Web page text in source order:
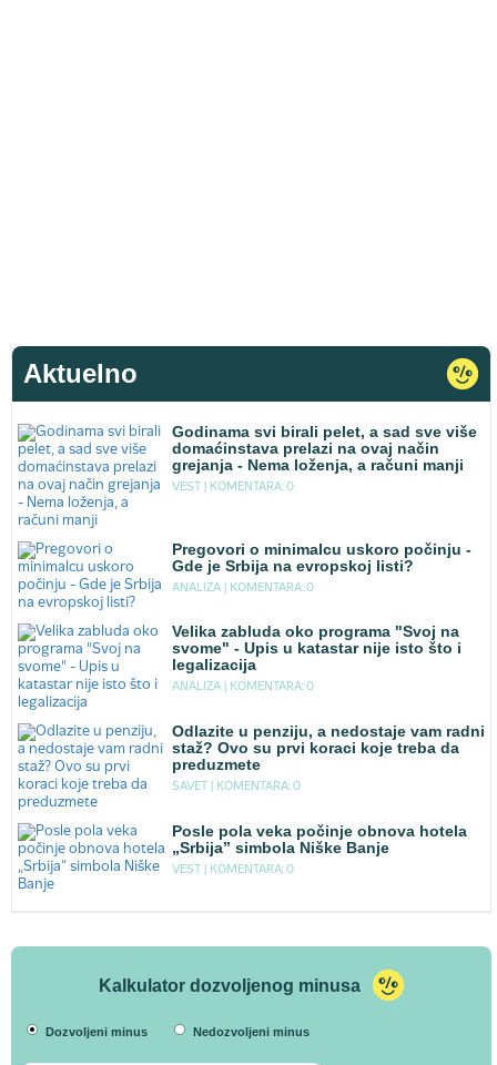
Aktuelno
Godinama svi birali pelet, a sad sve više
domaćinstava prelazi na ovaj način
grejanja - Nema loženja, a računi manji
VEST | KOMENTARA: 0
Pregovori o minimalcu uskoro počinju -
Gde je Srbija na evropskoj listi?
ANALIZA | KOMENTARA: 0
Velika zabluda oko programa "Svoj na
svome" - Upis u katastar nije isto što i
legalizacija
ANALIZA | KOMENTARA: 0
Odlazite u penziju, a nedostaje vam radni
staž? Ovo su prvi koraci koje treba da
preduzmete
SAVET | KOMENTARA: 0
Posle pola veka počinje obnova hotela
„Srbija” simbola Niške Banje
VEST | KOMENTARA: 0
Kalkulator dozvoljenog minusa
Dozvoljeni minus Nedozvoljeni minus